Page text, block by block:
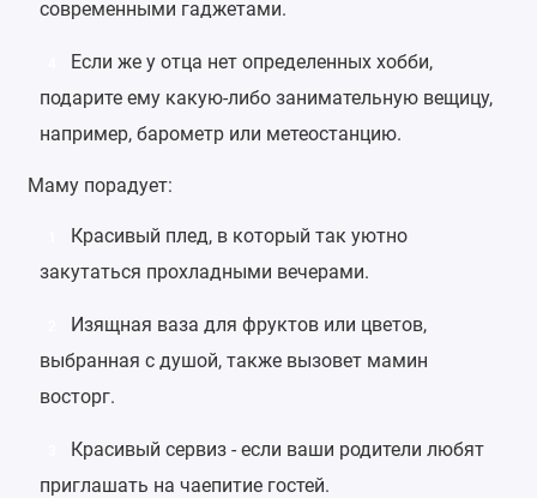
современными гаджетами.
Если же у отца нет определенных хобби,
подарите ему какую-либо занимательную вещицу,
например, барометрили метеостанцию.
Маму порадует:
Красивый плед, в который так уютно
закутаться прохладными вечерами.
Изящная ваза для фруктов или цветов,
выбранная с душой, также вызовет мамин
восторг.
Красивый сервиз - если ваши родители любят
приглашать на чаепитие гостей.